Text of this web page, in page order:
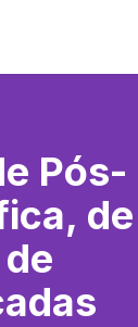
Pós-
de